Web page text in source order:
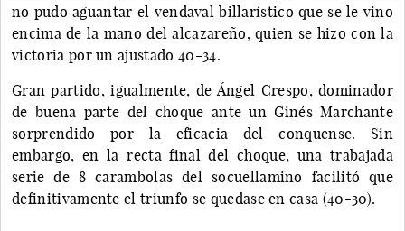
no pudo aguantar el vendaval billarístico que se le vino
encima de la mano del alcazareño, quien se hizo con la
victoria por un ajustado 40-34.
Gran partido, igualmente, de Ángel Crespo, dominador
de buena parte del choque ante un Ginés Marchante
sorprendido por la eficacia del conquense. Sin
embargo, en la recta final del choque, una trabajada
serie de 8 carambolas del socuellamino facilitó que
definitivamente el triunfo se quedase en casa (40-30).